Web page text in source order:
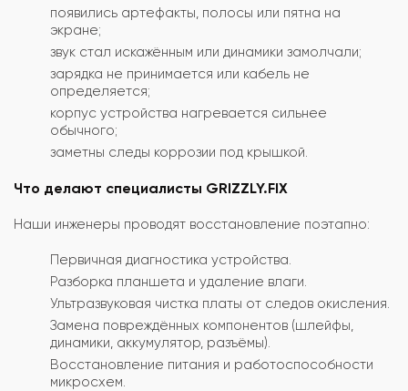
появились артефакты, полосы или пятна на
экране;
звук стал искажённым или динамики замолчали;
зарядка не принимается или кабель не
определяется;
корпус устройства нагревается сильнее
обычного;
заметны следы коррозии под крышкой.
Что делают специалисты GRIZZLY.FIX
Наши инженеры проводят восстановление поэтапно:
Первичная диагностика устройства.
Разборка планшета и удаление влаги.
Ультразвуковая чистка платы от следов окисления.
Замена повреждённых компонентов (шлейфы,
динамики, аккумулятор, разъёмы).
Восстановление питания и работоспособности
микросхем.